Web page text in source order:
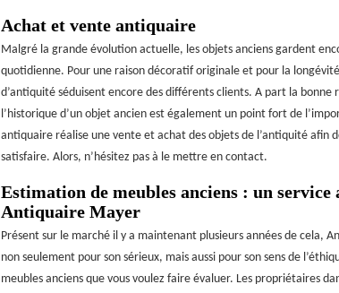
Achat et vente antiquaire
Malgré la grande évolution actuelle, les objets anciens gardent
quotidienne. Pour une raison décoratif originale et pour la
d’antiquité séduisent encore des différents clients. A part la
l’historique d’un objet ancien est également un point fort de
antiquaire réalise une vente et achat des objets de l’antiquité afin
satisfaire. Alors, n’hésitez pas à le mettre en contact.
Estimation de meubles anciens : un
Antiquaire Mayer
Présent sur le marché il y a maintenant plusieurs années de cela,
non seulement pour son sérieux, mais aussi pour son sens de
meubles anciens que vous voulez faire évaluer. Les propriétaires